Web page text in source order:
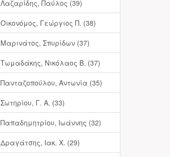
Λαζαρίδης, Παύλος (39)
Οικονόμος, Γεώργιος Π. (38)
Μαρινάτος, Σπυρίδων (37)
Τωμαδάκης, Νικόλαος Β. (37)
Πανταζοπούλου, Αντωνία (35)
Σωτηρίου, Γ. Α. (33)
Παπαδημητρίου, Ιωάννης (32)
Δραγάτσης, Ιακ. Χ. (29)